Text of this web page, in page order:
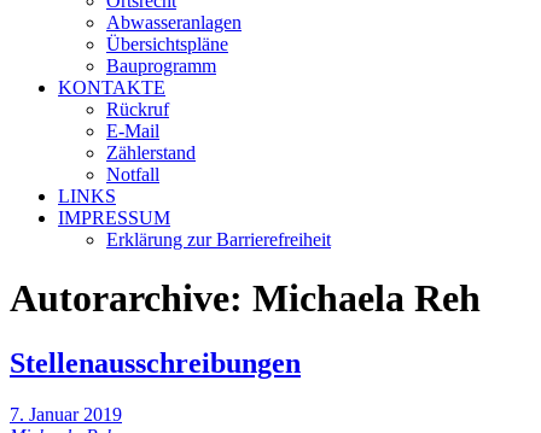
Abwasseranlagen
Übersichtspläne
Bauprogramm
KONTAKTE
Rückruf
E-Mail
Zählerstand
Notfall
LINKS
IMPRESSUM
Erklärung zur Barrierefreiheit
Autorarchive: Michaela Reh
Stellenausschreibungen
7. Januar 2019